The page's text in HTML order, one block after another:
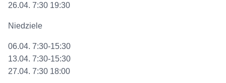
26.04. 7:30 19:30
Niedziele
06.04. 7:30-15:30
13.04. 7:30-15:30
27.04. 7:30 18:00